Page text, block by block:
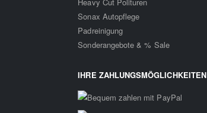
Sonax Autopflege
Padreinigung
Sonderangebote & % Sale
IHRE ZAHLUNGSMÖGLICHKEITEN